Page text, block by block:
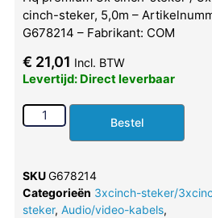
cinch-steker, 5,0m –
G678214 – Fabrikant: COM
€ 21,01 Incl. BTW
Levertijd: Direct leverbaar
Bestel
SKUG678214
Categorieën 3xcinch-steker/
steker, Audio/video-kabels,